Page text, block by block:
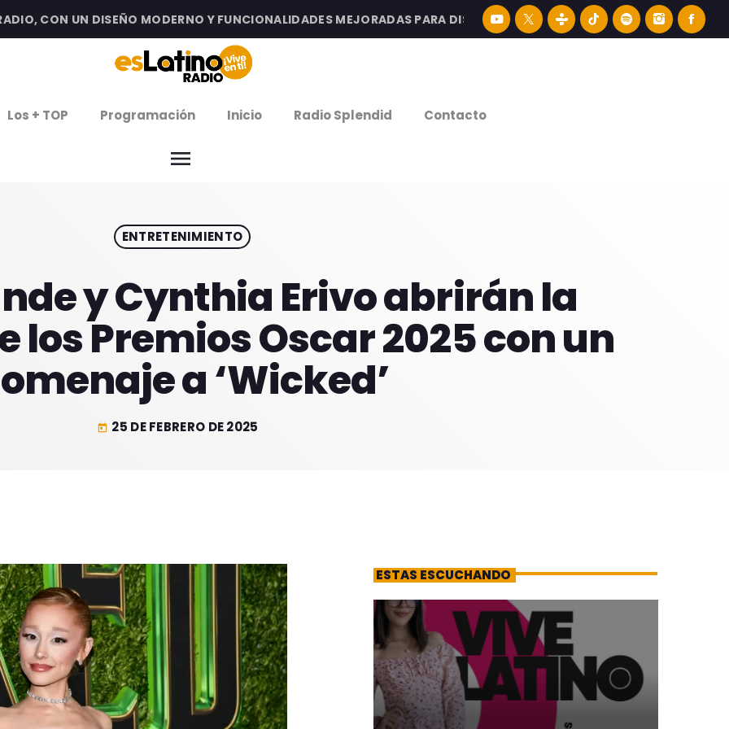
CON UN DISEÑO MODERNO Y FUNCIONALIDADES MEJORADAS PARA DISFRUTAR LA MEJOR MÚSICA LATINA Y
Los + TOP Programación Inicio Radio Splendid Contacto
menu
DE ESTRENOSENTRETENIMIENTO
y Cynthia Erivo abrirán la
los Premios Oscar 2025 con un
a ‘Wicked’
today 25 DE FEBRERO DE 2025
ESTAS ESCUCHANDO